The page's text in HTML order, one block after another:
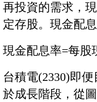
再投資的需求，
定存股。現金配
現金配息率=每股
台積電(2330)即
於成長階段，從